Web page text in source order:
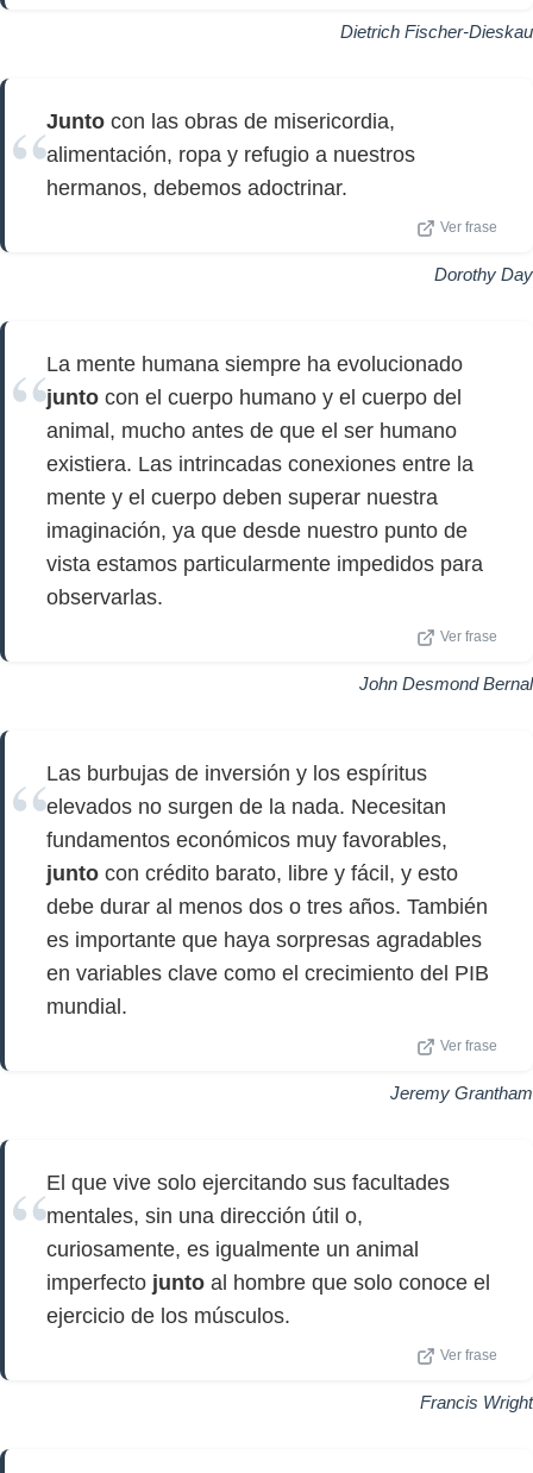
Dietrich Fischer-Dieskau
Junto con las obras de misericordia,
alimentación, ropa y refugio a nuestros
hermanos, debemos adoctrinar.
Ver frase
Dorothy Day
La mente humana siempre ha evolucionado
junto con el cuerpo humano y el cuerpo del
animal, mucho antes de que el ser humano
existiera. Las intrincadas conexiones entre la
mente y el cuerpo deben superar nuestra
imaginación, ya que desde nuestro punto de
vista estamos particularmente impedidos para
observarlas.
Ver frase
John Desmond Bernal
Las burbujas de inversión y los espíritus
elevados no surgen de la nada. Necesitan
fundamentos económicos muy favorables,
junto con crédito barato, libre y fácil, y esto
debe durar al menos dos o tres años. También
es importante que haya sorpresas agradables
en variables clave como el crecimiento del PIB
mundial.
Ver frase
Jeremy Grantham
El que vive solo ejercitando sus facultades
mentales, sin una dirección útil o,
curiosamente, es igualmente un animal
imperfecto junto al hombre que solo conoce el
ejercicio de los músculos.
Ver frase
Francis Wright